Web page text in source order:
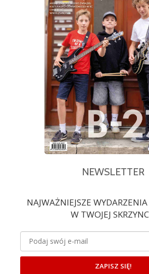
NEWSLETTER
NAJWAŻNIEJSZE
W TWOJEJ
ZAPISZ SIĘ!